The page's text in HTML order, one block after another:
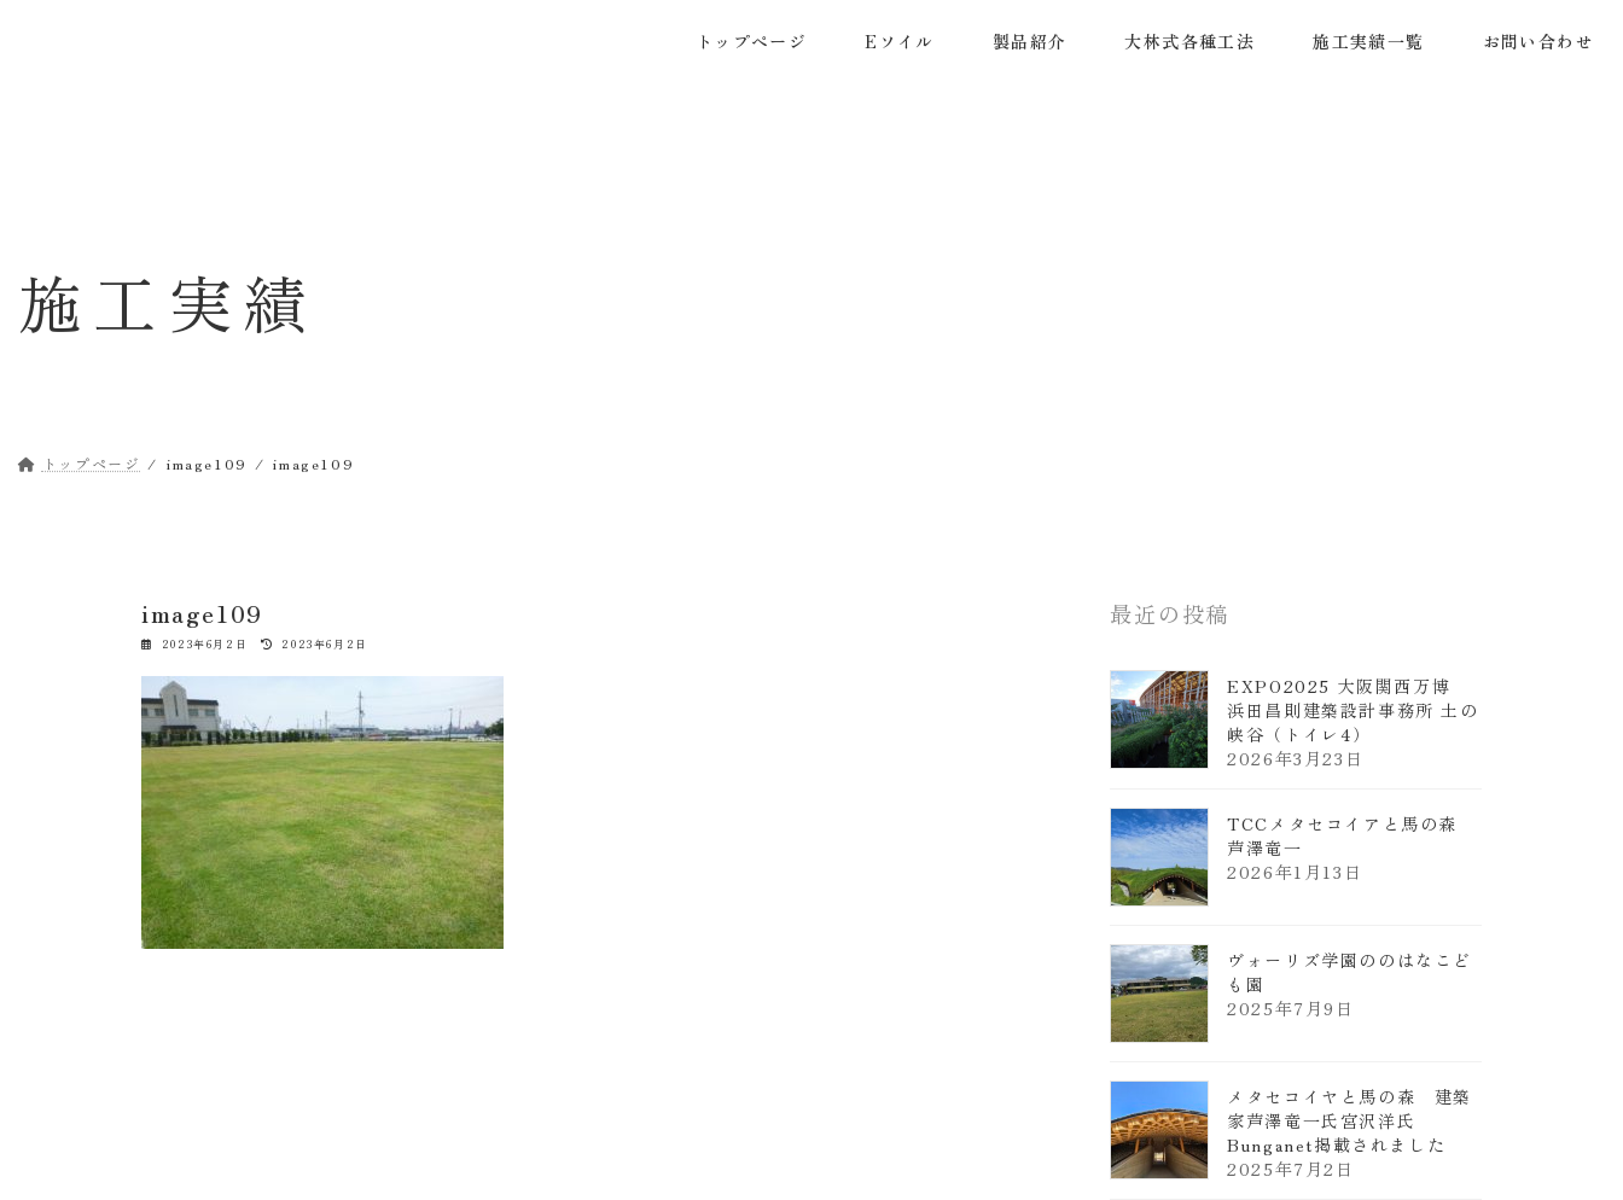
トップページ Eソイル 製品紹介 大林式各種工法 施工実績一覧 お問い合わせ
施工実績
トップページ image109 image109
image109
2023年6月2日
最
更
:
2023年6月2日
最近の投稿
EXPO2025 大阪関西万博
浜田昌則建築設計事務所 土の
峡谷（トイレ4）
2026年3月23日
TCCメタセコイアと馬の森
芦澤竜一
2026年1月13日
ヴォーリズ学園ののはなこど
も園
2025年7月9日
メタセコイヤと馬の森 建築
家芦澤竜一氏宮沢洋氏
Bunganet掲載されました
2025年7月2日